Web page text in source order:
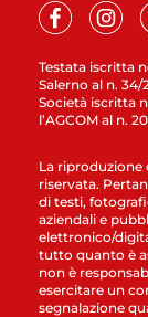
Testata iscritta
Salerno al n. 34/
Società iscritta
l’AGCOM al n.
La riproduzione
riservata.
di testi,
aziendali e
elettronico/
tutto quanto è
non è
esercitare un
segnalazione